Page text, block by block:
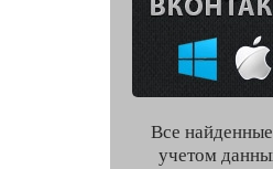
Все
учетом